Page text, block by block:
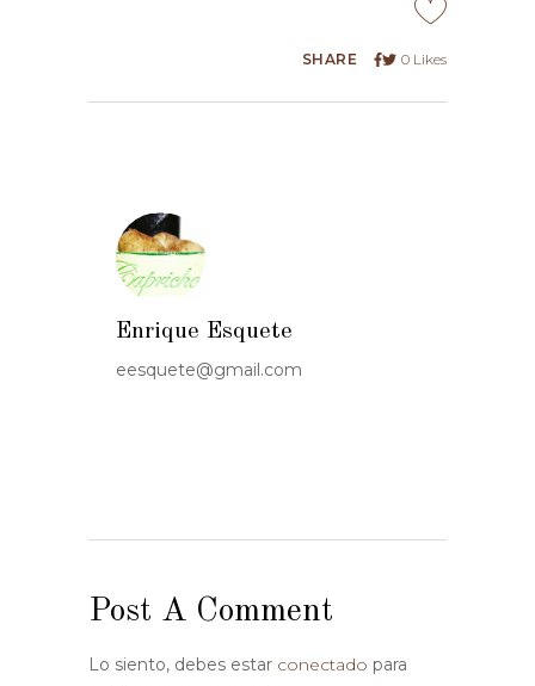
SHARE 0 Likes
Enrique Esquete
eesquete@gmail.com
Post A Comment
Lo siento, debes estar conectado para